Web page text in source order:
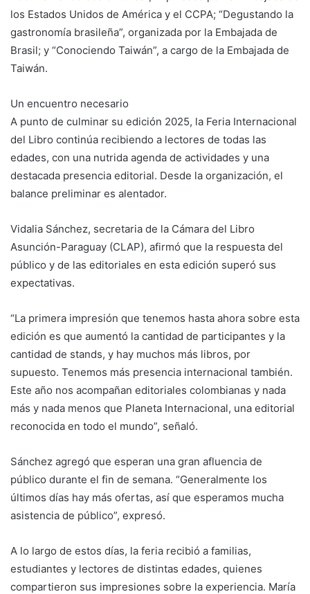
los Estados Unidos de América y el CCPA; “Degustando la
gastronomía brasileña”, organizada por la Embajada de
Brasil; y “Conociendo Taiwán”, a cargo de la Embajada de
Taiwán.
Un encuentro necesario
A punto de culminar su edición 2025, la Feria Internacional
del Libro continúa recibiendo a lectores de todas las
edades, con una nutrida agenda de actividades y una
destacada presencia editorial. Desde la organización, el
balance preliminar es alentador.
Vidalia Sánchez, secretaria de la Cámara del Libro
Asunción-Paraguay (CLAP), afirmó que la respuesta del
público y de las editoriales en esta edición superó sus
expectativas.
“La primera impresión que tenemos hasta ahora sobre esta
edición es que aumentó la cantidad de participantes y la
cantidad de stands, y hay muchos más libros, por
supuesto. Tenemos más presencia internacional también.
Este año nos acompañan editoriales colombianas y nada
más y nada menos que Planeta Internacional, una editorial
reconocida en todo el mundo”, señaló.
Sánchez agregó que esperan una gran afluencia de
público durante el fin de semana. “Generalmente los
últimos días hay más ofertas, así que esperamos mucha
asistencia de público”, expresó.
A lo largo de estos días, la feria recibió a familias,
estudiantes y lectores de distintas edades, quienes
compartieron sus impresiones sobre la experiencia. María